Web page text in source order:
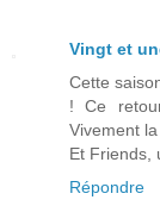
Vingt et
Cette
! Ce
Vivement
Et Friends,
Répondre